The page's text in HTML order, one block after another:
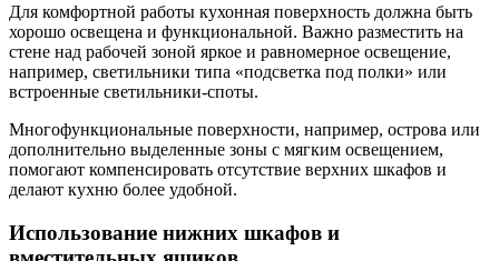
Для комфортной работы кухонная поверхность должна быть
хорошо освещена и функциональной. Важно разместить на
стене над рабочей зоной яркое и равномерное освещение,
например, светильники типа «подсветка под полки» или
встроенные светильники-споты.
Многофункциональные поверхности, например, острова или
дополнительно выделенные зоны с мягким освещением,
помогают компенсировать отсутствие верхних шкафов и
делают кухню более удобной.
Использование нижних шкафов и